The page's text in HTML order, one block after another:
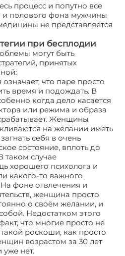
процесс и попутно все
и полового фона мужчины
не представляется
при бесплодии
могут быть
принятых
что паре просто
время и подождать. В
когда дело касается
или режима и образа
Женщины
на желании иметь
себя в очень
состояние, вплоть до
таком случае
хорошего психолога и
какого-то важного
фоне отвлечения и
женщина просто
о своём желании, и
Недостатком этого
что многие просто не
роскоши, как просто
возрастом за 30 лет
нет.